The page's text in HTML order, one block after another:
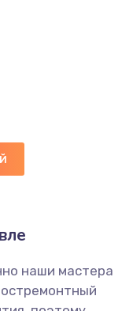
наши мастера